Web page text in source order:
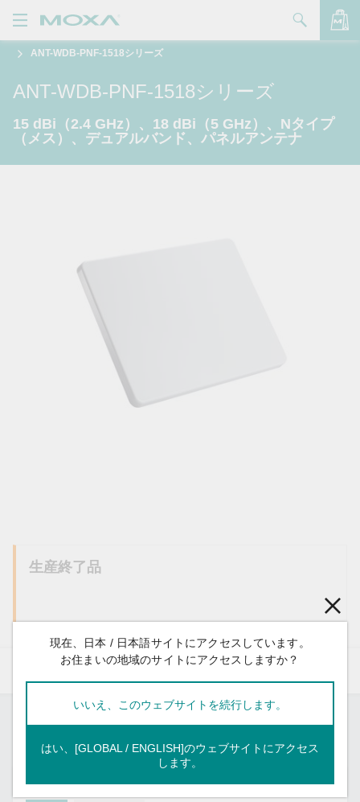
品
リューション
ポート
入方法
ートナー・ゾーン
ANT-WDB-PNF-1518シリーズ
ANT-WDB-PNF-1518シリーズ
15 dBi（2.4 GHz）、18 dBi（5 GHz）、Nタイプ
（メス）、デュアルバンド、パネルアンテナ
生産終了品
リソース
フィルター
バッグを見る
現在、日本 / 日本語サイトにアクセスしています。
お住まいの地域のサイトにアクセスしますか？
いいえ、このウェブサイトを続行します。
はい、[GLOBAL / ENGLISH]のウェブサイトにアクセス
します。